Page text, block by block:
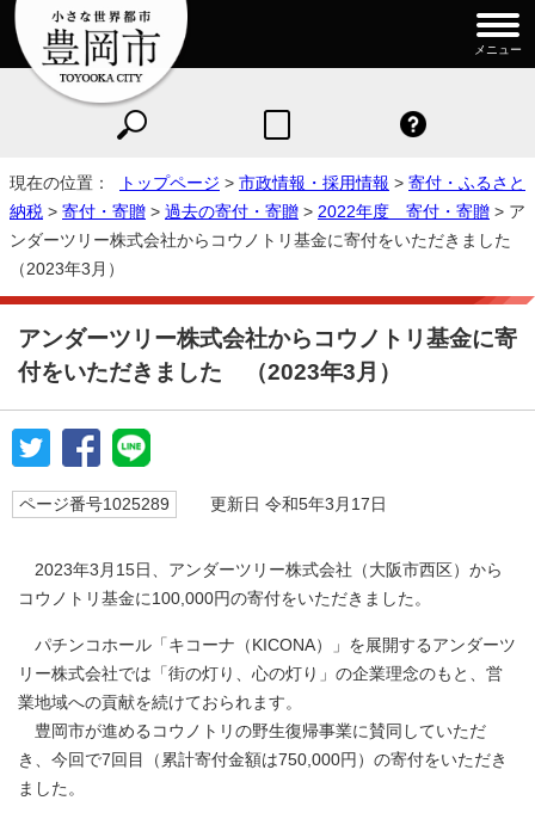
メニュー
現在の位置： トップページ > 市政情報・採用情報 > 寄付・ふるさと
納税 > 寄付・寄贈 > 過去の寄付・寄贈 > 2022年度 寄付・寄贈 > ア
ンダーツリー株式会社からコウノトリ基金に寄付をいただきました
（2023年3月）
アンダーツリー株式会社からコウノトリ基金に寄
付をいただきました （2023年3月）
ページ番号1025289 更新日 令和5年3月17日
2023年3月15日、アンダーツリー株式会社（大阪市西区）から
コウノトリ基金に100,000円の寄付をいただきました。
パチンコホール「キコーナ（KICONA）」を展開するアンダーツ
リー株式会社では「街の灯り、心の灯り」の企業理念のもと、営
業地域への貢献を続けておられます。
豊岡市が進めるコウノトリの野生復帰事業に賛同していただ
き、今回で7回目（累計寄付金額は750,000円）の寄付をいただき
ました。